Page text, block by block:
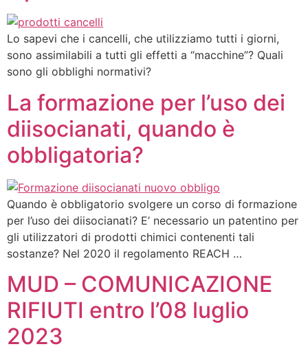
Lo sapevi che i cancelli, che utilizziamo tutti i giorni,
sono assimilabili a tutti gli effetti a “macchine”? Quali
sono gli obblighi normativi?
La formazione per l’uso dei
diisocianati, quando è
obbligatoria?
Quando è obbligatorio svolgere un corso di formazione
per l’uso dei diisocianati? E’ necessario un patentino per
gli utilizzatori di prodotti chimici contenenti tali
sostanze? Nel 2020 il regolamento REACH …
MUD – COMUNICAZIONE
RIFIUTI entro l’08 luglio
2023